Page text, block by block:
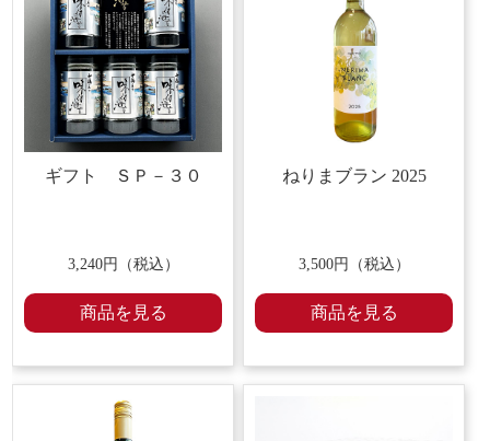
ギフト ＳＰ－３０
3,240円（税込）
商品を見る
ねりまブラン 2025
3,500円（税込）
商品を見る